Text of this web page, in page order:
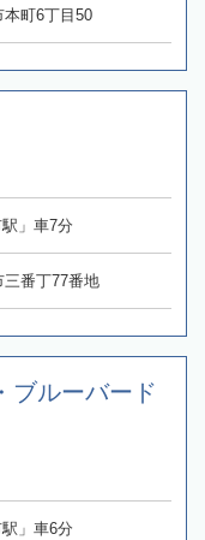
町6丁目50
」車7分
三番丁77番地
ブルーバード
」車6分